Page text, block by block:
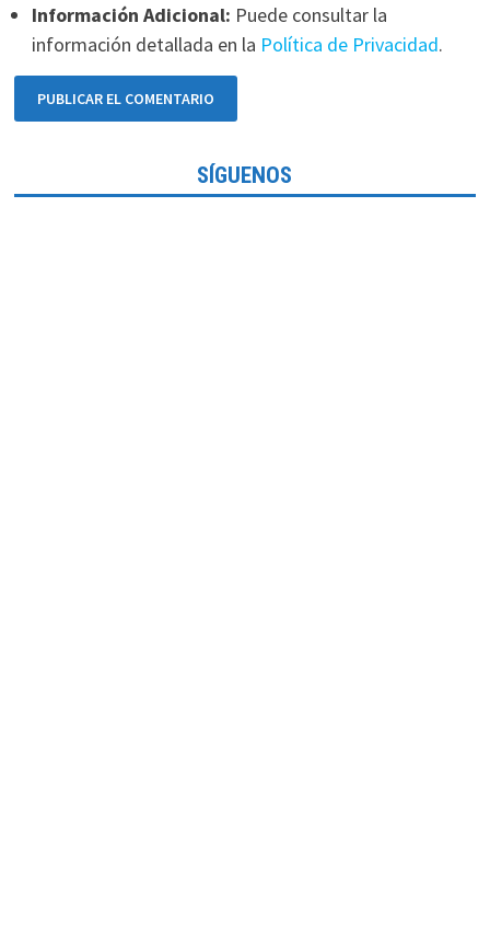
Información Adicional: Puede consultar la
información detallada en la Política de Privacidad.
SÍGUENOS